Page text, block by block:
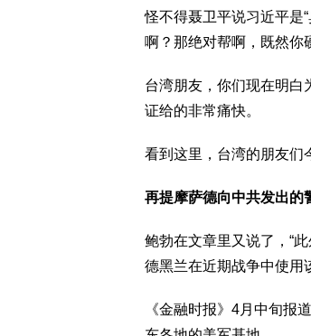
怪不得聂卫平说习近平是
啊？那绝对帮啊，既然你
台湾朋友，你们现在明白
证给的非常痛快。
看到这里，台湾的朋友们
再提摩萨德向中共发出的
鲍勃在文章里又说了，“
德黑兰在近期战争中使用
《金融时报》4月中旬报